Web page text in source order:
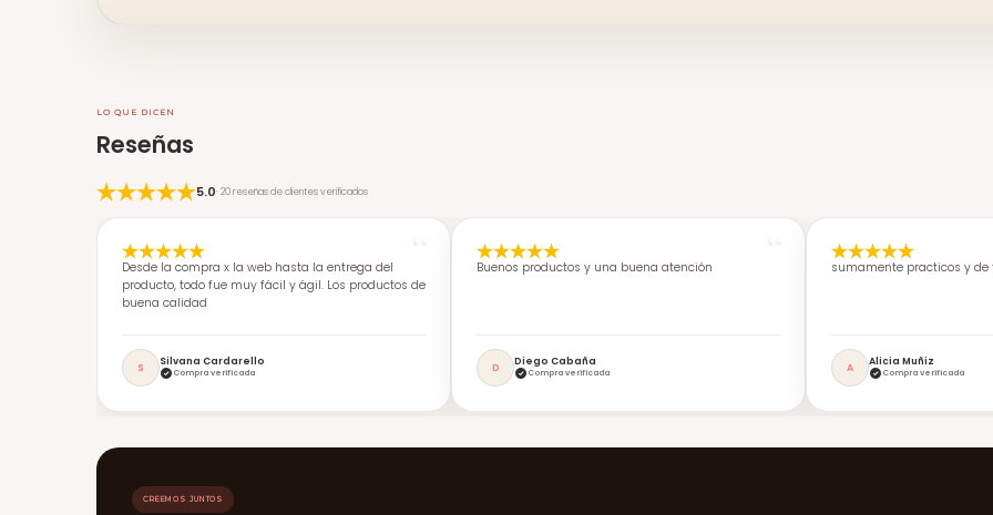
LO QUE DICEN
Reseñas
5.0· 20 reseñas de clientes verificados
Desde la compra x la web hasta la entrega del
producto, todo fue muy fácil y ágil. Los productos de
buena calidad
S Silvana Cardarello
Compra verificada
Buenos productos y una buena atención
D Diego Cabaña
Compra verificada
sumamente practicos y de
A Alicia Muñiz
Compra verificada
CREEMOS JUNTOS